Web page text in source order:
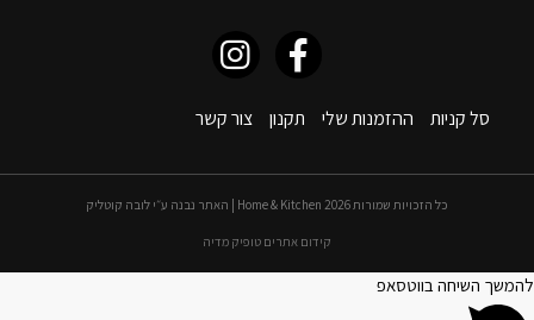
סל קניות ההזמנות שלי תקנון צור קשר
כל הזכויות שמורות 2026 Home & Kitchen | האתר נבנה ע״י לובה קוטליק
קידום אתרים טופיק מדיה
להמשך השיחה בווטסאפ